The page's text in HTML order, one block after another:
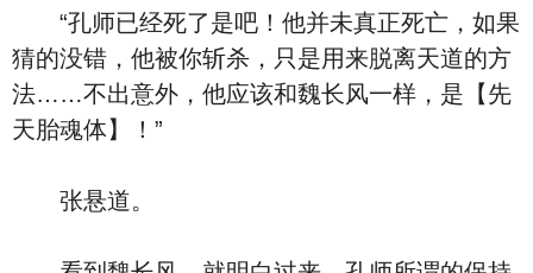
“孔师已经死了是吧！他并未真正死亡，如果
猜的没错，他被你斩杀，只是用来脱离天道的方
法……不出意外，他应该和魏长风一样，是【先
天胎魂体】！”
张悬道。